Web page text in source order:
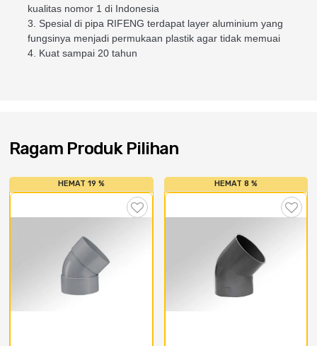
kualitas nomor 1 di Indonesia
3. Spesial di pipa RIFENG terdapat layer aluminium yang
fungsinya menjadi permukaan plastik agar tidak memuai
4. Kuat sampai 20 tahun
Ragam Produk Pilihan
HEMAT 19 % HEMAT 8 %